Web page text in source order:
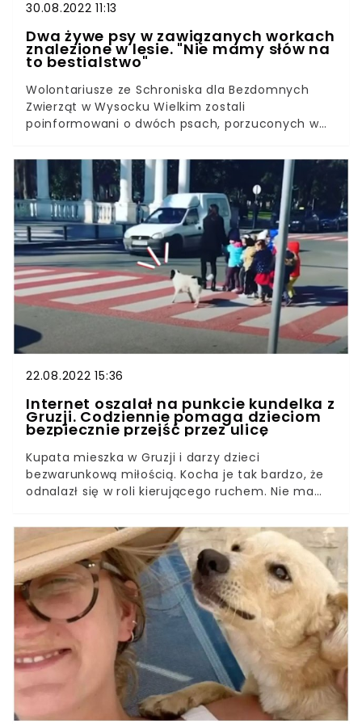
30.08.2022 11:13
Dwa żywe psy w zawiązanych workach
znalezione w lesie. "Nie mamy słów na
to bestialstwo"
Wolontariusze ze Schroniska dla Bezdomnych
Zwierząt w Wysocku Wielkim zostali
poinformowani o dwóch psach, porzuconych w
zaalarmowała kobieta, która je odnalazła. W
poniedziałek, 29 sierpnia w lesie w Fabianowie
(powiat ostrowski) znaleziono dwa worki. W
środku znajdowały się psy, które ktoś skazał na
powolną i bolesną śmierć, licząc, że nikt ich nie
znajdzie.
22.08.2022 15:36
Internet oszalał na punkcie kundelka z
Gruzji. Codziennie pomaga dzieciom
bezpiecznie przejść przez ulicę
Kupata mieszka w Gruzji i darzy dzieci
bezwarunkową miłością. Kocha je tak bardzo, że
odnalazł się w roli kierującego ruchem. Nie ma
przeprowadził maluchów przez przejście dla
pieszych, niejednokrotnie ryzykując przy tym
własnym życiem.